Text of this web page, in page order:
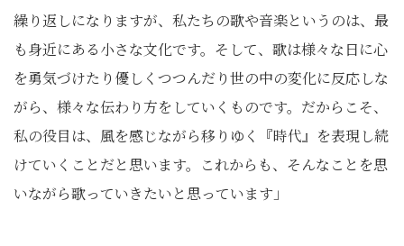
繰り返しになりますが、私たちの歌や音楽というのは、最
も身近にある小さな文化です。そして、歌は様々な日に心
を勇気づけたり優しくつつんだり世の中の変化に反応しな
がら、様々な伝わり方をしていくものです。だからこそ、
私の役目は、風を感じながら移りゆく『時代』を表現し続
けていくことだと思います。これからも、そんなことを思
いながら歌っていきたいと思っています」